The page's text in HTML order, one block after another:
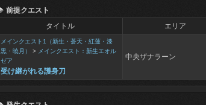
前提クエスト
タイトル
エリア
メインクエスト1（新生・蒼天・紅蓮・漆
黒・暁月）
> メインクエスト：新生エオル
ゼア
受け継がれる護身刀
中央ザナラーン